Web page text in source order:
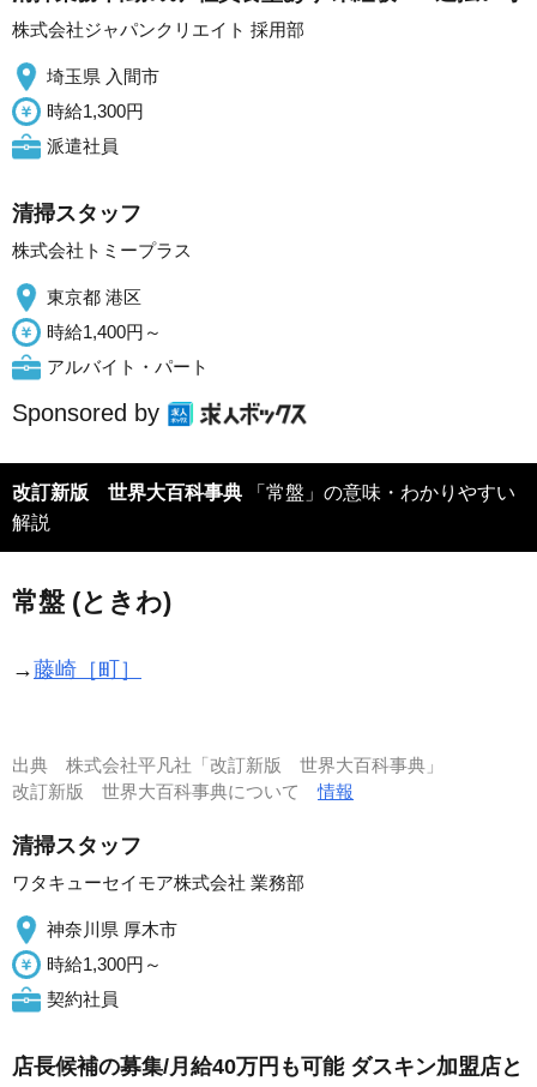
株式会社ジャパンクリエイト 採用部
埼玉県 入間市
時給1,300円
派遣社員
清掃スタッフ
株式会社トミープラス
東京都 港区
時給1,400円～
アルバイト・パート
Sponsored by
改訂新版 世界大百科事典
解説
常盤 (ときわ)
→藤崎［町］
出典 株式会社平凡社「改訂新版 世界大百科事典」
改訂新版 世界大百科事典について情報
清掃スタッフ
ワタキューセイモア株式会社 業務部
神奈川県 厚木市
時給1,300円～
契約社員
店長候補の募集/月給40万円も可能 ダスキン加盟店と